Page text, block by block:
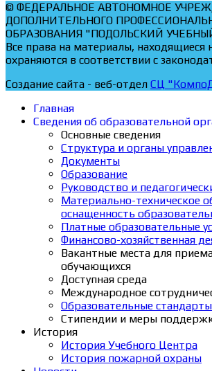
© ФЕДЕРАЛЬНОЕ АВТОНОМНОЕ
ДОПОЛНИТЕЛЬНОГО
ОБРАЗОВАНИЯ "ПОДОЛЬСКИЙ
Все права на материалы, находящиеся
охраняются в соответствии с
Создание сайта - веб-отдел СЦ
Главная
Сведения об образовательной
Основные сведения
Структура и органы
Документы
Образование
Руководство и
Материально-техническое
оснащенность
Платные образовательные
Финансово-хозяйственная
Вакантные места для
обучающихся
Доступная среда
Международное
Образовательные стандарты
Стипендии и меры
История
История Учебного Центра
История пожарной охраны